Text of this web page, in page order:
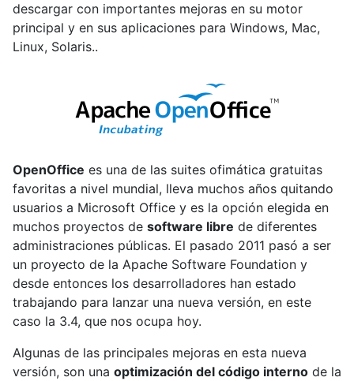
descargar con importantes mejoras en su motor
principal y en sus aplicaciones para Windows, Mac,
Linux, Solaris..
OpenOffice es una de las suites ofimática gratuitas
favoritas a nivel mundial, lleva muchos años quitando
usuarios a Microsoft Office y es la opción elegida en
muchos proyectos de software libre de diferentes
administraciones públicas. El pasado 2011 pasó a ser
un proyecto de la Apache Software Foundation y
desde entonces los desarrolladores han estado
trabajando para lanzar una nueva versión, en este
caso la 3.4, que nos ocupa hoy.
Algunas de las principales mejoras en esta nueva
versión, son una optimización del código interno de la